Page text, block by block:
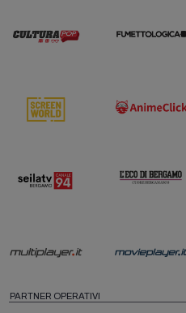
PARTNER OPERATIVI